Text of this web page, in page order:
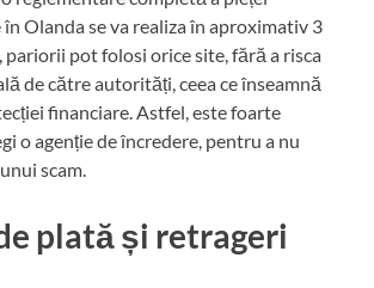
Olanda se va realiza în aproximativ 3
pariorii pot folosi orice site, fără a risca
de către autorități, ceea ce înseamnă
financiare. Astfel, este foarte
o agenție de încredere, pentru a nu
scam.
plată și retrageri